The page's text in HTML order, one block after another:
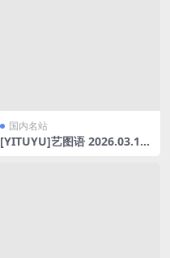
国内名站
[YITUYU]艺图语 2026.03.13